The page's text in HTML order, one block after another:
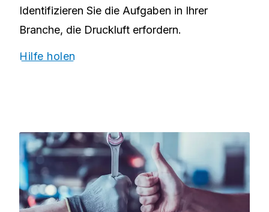
Identifizieren Sie die Aufgaben in Ihrer
Branche, die Druckluft erfordern.
Hilfe holen